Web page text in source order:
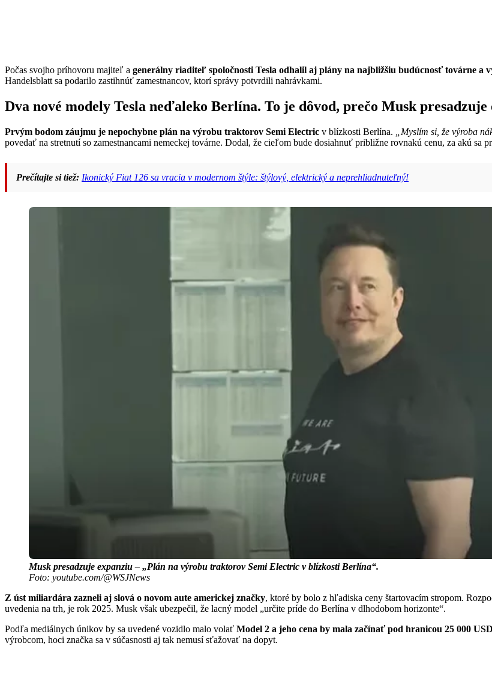
Počas svojho príhovoru majiteľ a generálny riaditeľ spoločnosti Tesla odhalil aj plány na najbližšiu budúcnosť továrne a
Handelsblatt sa podarilo zastihnúť zamestnancov, ktorí správy potvrdili nahrávkami.
Dva nové modely Tesla neďaleko Berlína. To je dôvod, prečo Musk presadzuje
Prvým bodom záujmu je nepochybne plán na výrobu traktorov Semi Electric v blízkosti Berlína. „Myslím si, že výroba
povedať na stretnutí so zamestnancami nemeckej továrne. Dodal, že cieľom bude dosiahnuť približne rovnakú cenu, za akú sa
Prečítajte si tiež: Ikonický Fiat 126 sa vracia v modernom štýle: štýlový, elektrický a neprehliadnuteľný!
Musk presadzuje expanziu – „Plán na výrobu traktorov Semi Electric v blízkosti Berlína“.
Foto: youtube.com/@WSJNews
Z úst miliardára zazneli aj slová o novom aute americkej značky, ktoré by bolo z hľadiska ceny štartovacím stropom.
uvedenia na trh, je rok 2025. Musk však ubezpečil, že lacný model „určite príde do Berlína v dlhodobom horizonte“.
Podľa mediálnych únikov by sa uvedené vozidlo malo volať Model 2 a jeho cena by mala začínať pod hranicou 25 000 USD
výrobcom, hoci značka sa v súčasnosti aj tak nemusí sťažovať na dopyt.